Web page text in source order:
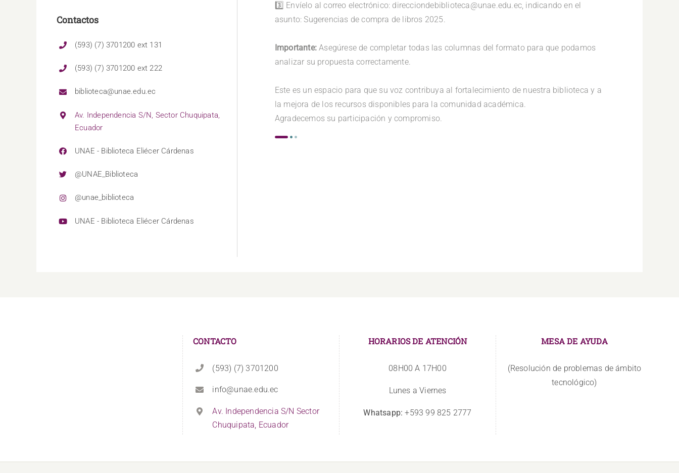
Contactos
(593) (7) 3701200 ext 131
(593) (7) 3701200 ext 222
biblioteca@unae.edu.ec
Av. Independencia S/N, Sector Chuquipata,
Ecuador
UNAE - Biblioteca Eliécer Cárdenas
@UNAE_Biblioteca
@unae_biblioteca
UNAE - Biblioteca Eliécer Cárdenas
3️⃣ Envíelo al correo electrónico: direcciondebiblioteca@unae.edu.ec, indicando en el
asunto: Sugerencias de compra de libros 2025.
Importante: Asegúrese de completar todas las columnas del formato para que podamos
analizar su propuesta correctamente.
Este es un espacio para que su voz contribuya al fortalecimiento de nuestra biblioteca y a
la mejora de los recursos disponibles para la comunidad académica.
Agradecemos su participación y compromiso.
CONTACTO
(593) (7) 3701200
info@unae.edu.ec
Av. Independencia S/N Sector
Chuquipata, Ecuador
HORARIOS DE ATENCIÓN
08H00 A 17H00
Lunes a Viernes
Whatsapp: +593 99 825 2777
MESA DE AYUDA
(Resolución de problemas de ámbito
tecnológico)